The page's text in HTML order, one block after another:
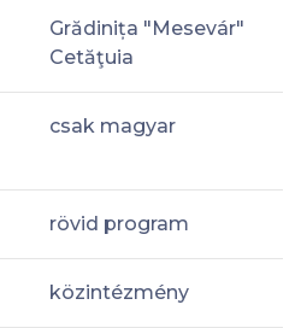
Grădinița "Mesevár"
Cetăţuia
csak magyar
rövid program
közintézmény